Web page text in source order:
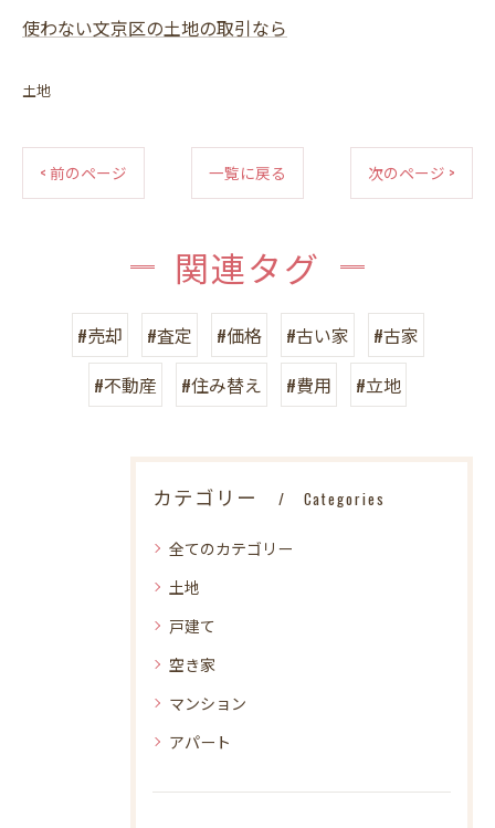
使わない文京区の土地の取引なら
土地
< 前のページ 一覧に戻る 次のページ >
関連タグ
#売却 #査定 #価格 #古い家
#古家
#不動産
#住み替え #費用 #立地
カテゴリー Categories
全てのカテゴリー
土地
戸建て
空き家
マンション
アパート